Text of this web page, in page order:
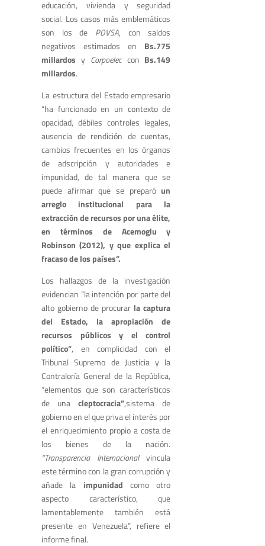
educación, vivienda y seguridad
social. Los casos más emblemáticos
son los de PDVSA, con saldos
negativos estimados en Bs.775
millardos y Corpoeleccon Bs.149
millardos.
La estructura del Estado empresario
“ha funcionado en un contexto de
opacidad, débiles controles legales,
ausencia de rendición de cuentas,
cambios frecuentes en los órganos
de adscripción y autoridades e
impunidad, de tal manera que se
puede afirmar que se preparóun
arreglo institucional para la
extracción de recursos por una élite,
en términos de Acemoglu y
Robinson (2012), y que explica el
fracaso de los países”.
Los hallazgos de la investigación
evidencian “la intención por parte del
alto gobierno de procurar la captura
del Estado, la apropiación de
recursos públicos y el control
político”, en complicidad con el
Tribunal Supremo de Justicia y la
Contraloría General de la República,
“elementos que son característicos
de unacleptocracia”,sistema de
gobierno en el que priva el interés por
el enriquecimiento propio a costa de
los bienes de la nación.
“Transparencia Internacionalvincula
este término con la gran corrupción y
añade la impunidad como otro
aspecto característico, que
lamentablemente también está
presente en Venezuela”, refiere el
informe final.